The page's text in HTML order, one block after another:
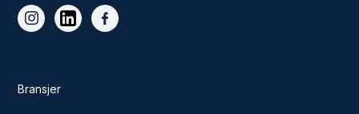
Bransjer